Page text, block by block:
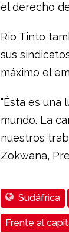
el derecho
Rio Tinto
sus
máximo el
"Ésta es una
mundo. La
nuestros
Zokwana,
Sudáfrica
Frente al